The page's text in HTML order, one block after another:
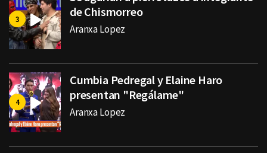
de Chismorreo
Aranxa Lopez
Cumbia Pedregal y Elaine Haro
presentan "Regálame"
Aranxa Lopez